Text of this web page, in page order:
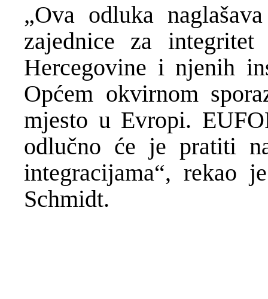
„Ova odluka
zajednice za
Hercegovine i njenih
Općem okvirnom
mjesto u Evropi.
odlučno će je pratiti
integracijama“, rekao
Schmidt.